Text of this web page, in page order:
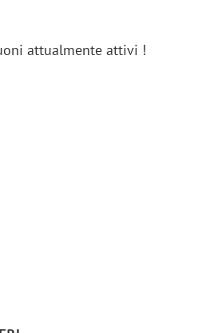
attualmente attivi !